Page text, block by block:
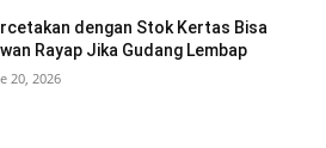
dengan Stok Kertas Bisa
Rayap Jika Gudang Lembap
20, 2026